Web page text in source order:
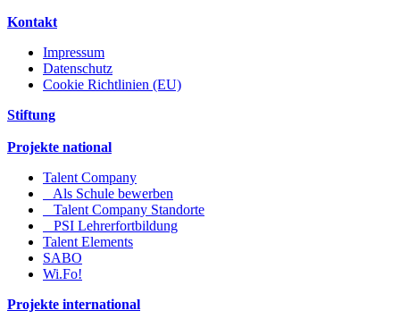
Kontakt
Impressum
Datenschutz
Cookie Richtlinien (EU)
Stiftung
Projekte national
Talent Company
Als Schule bewerben
Talent Company Standorte
PSI Lehrerfortbildung
Talent Elements
SABO
Wi.Fo!
Projekte international